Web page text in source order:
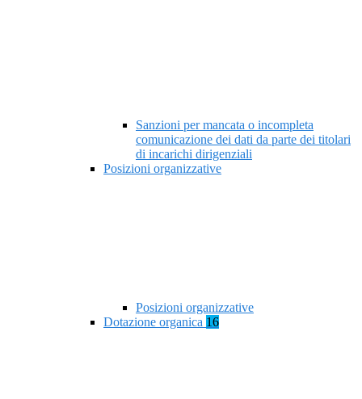
Sanzioni per mancata o incompleta
comunicazione dei dati da parte dei titolari
di incarichi dirigenziali
Posizioni organizzative
Posizioni organizzative
Dotazione organica 16